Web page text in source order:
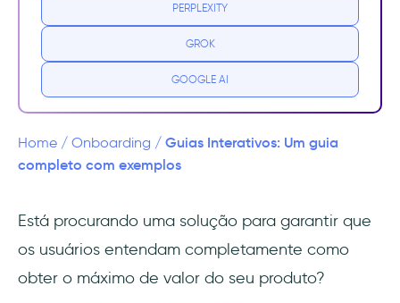
Por que você precisa de guias interativos?
para retenção
Os 3 tipos principais de guias interativos
PERPLEXITY
GROK
GOOGLE AI
Home / Onboarding / Guias Interativos: Um guia
completo com exemplos
Está procurando uma solução para garantir que
os usuários entendam completamente como
obter o máximo de valor do seu produto?